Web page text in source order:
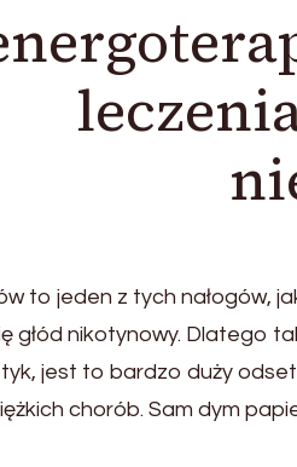
to jeden z tych nałogów,
głód nikotynowy. Dlatego
jest to bardzo duży
chorób. Sam dym